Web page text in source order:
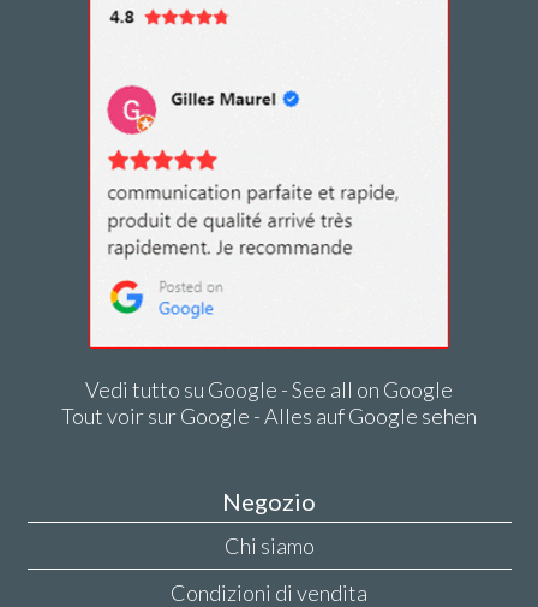
Vedi tutto su Google - See all on Google
Tout voir sur Google - Alles auf Google sehen
Negozio
Chi siamo
Condizioni di vendita